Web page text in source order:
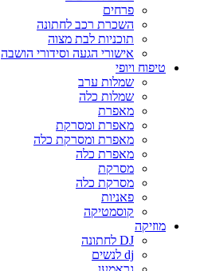
פרחים
השכרת רכב לחתונה
תוכניות לבת מצוה
אישורי הגעה וסידורי הושבה
טיפוח ויופי
שמלות ערב
שמלות כלה
מאפרת
מאפרת ומסרקת
מאפרת ומסרקת כלה
מאפרת כלה
מסרקת
מסרקת כלה
פאניות
קוסמטיקה
מוזיקה
DJ לחתונה
dj לנשים